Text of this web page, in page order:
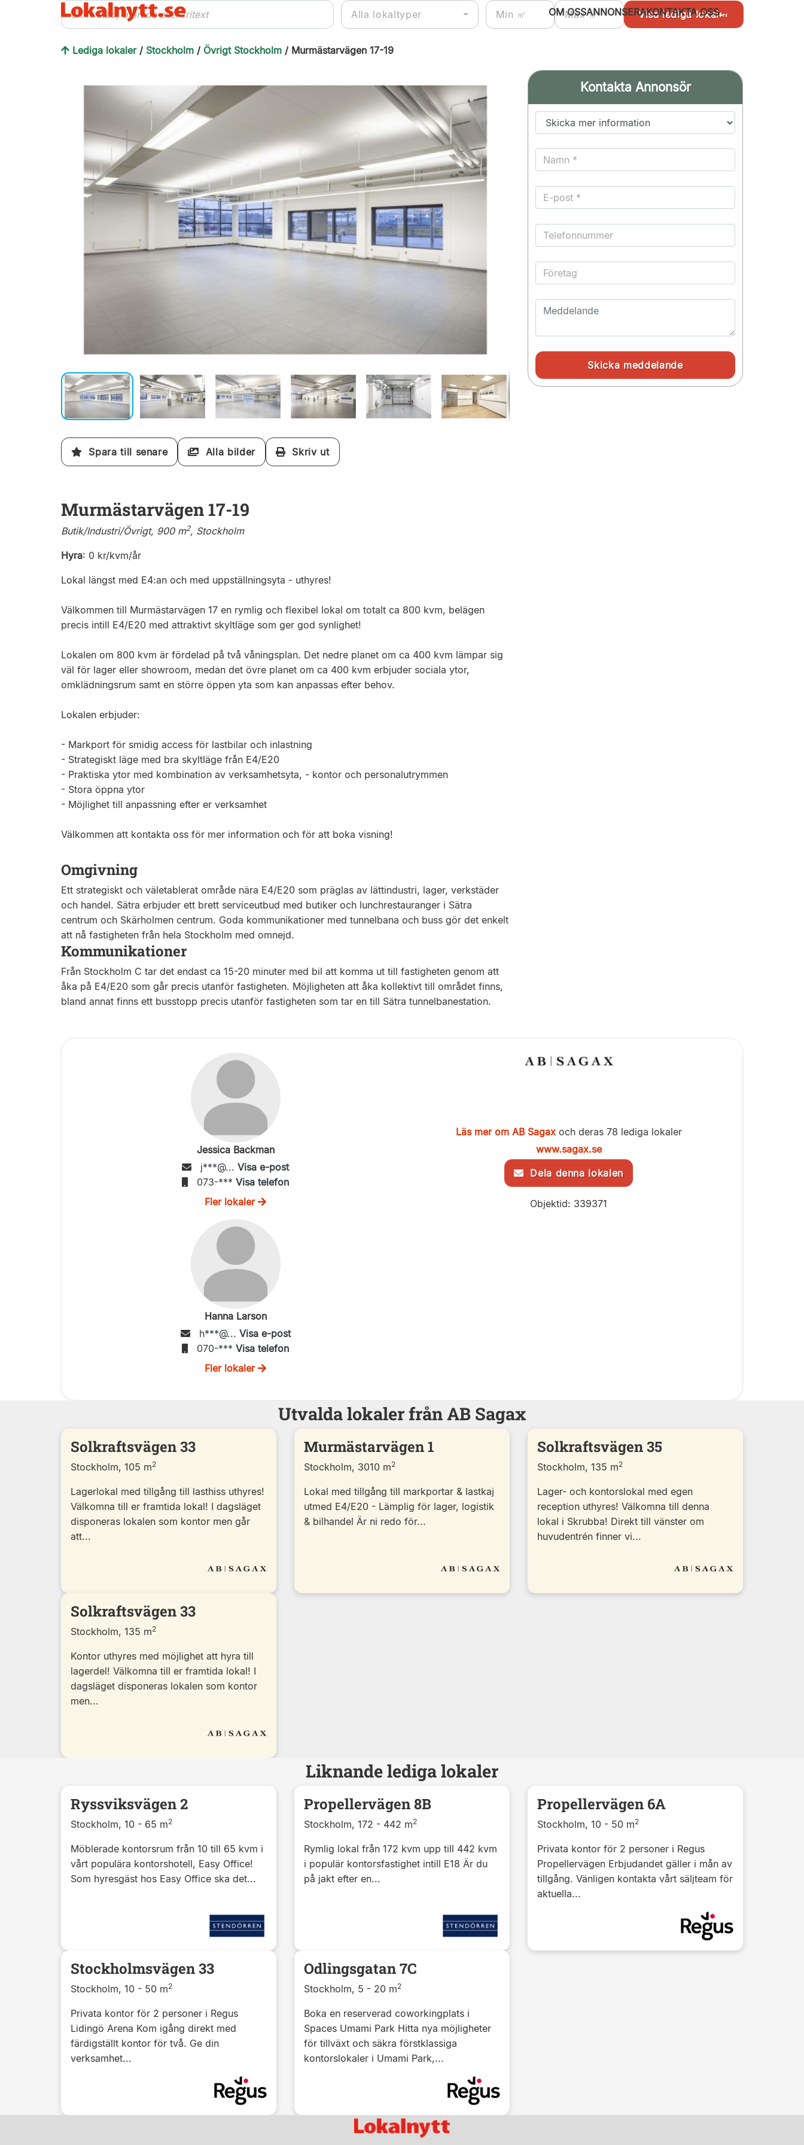
OM OSSANNONSERAKONTAKTA OSS
Alla lokaltyper
Lediga lokaler / Stockholm / Övrigt Stockholm / Murmästarvägen 17-19
Spara till senare Alla bilder Skriv ut
Murmästarvägen 17-19
Butik/Industri/Övrigt, 900 m2, Stockholm
Hyra: 0 kr/kvm/år
Lokal längst med E4:an och med uppställningsyta - uthyres!
Välkommen till Murmästarvägen 17 en rymlig och flexibel lokal om totalt ca 800 kvm, belägen
precis intill E4/E20 med attraktivt skyltläge som ger god synlighet!
Lokalen om 800 kvm är fördelad på två våningsplan. Det nedre planet om ca 400 kvm lämpar sig
väl för lager eller showroom, medan det övre planet om ca 400 kvm erbjuder sociala ytor,
omklädningsrum samt en större öppen yta som kan anpassas efter behov.
Lokalen erbjuder:
- Markport för smidig access för lastbilar och inlastning
- Strategiskt läge med bra skyltläge från E4/E20
- Praktiska ytor med kombination av verksamhetsyta, - kontor och personalutrymmen
- Stora öppna ytor
- Möjlighet till anpassning efter er verksamhet
Välkommen att kontakta oss för mer information och för att boka visning!
Omgivning
Ett strategiskt och väletablerat område nära E4/E20 som präglas av lättindustri, lager, verkstäder
och handel. Sätra erbjuder ett brett serviceutbud med butiker och lunchrestauranger i Sätra
centrum och Skärholmen centrum. Goda kommunikationer med tunnelbana och buss gör det enkelt
att nå fastigheten från hela Stockholm med omnejd.
Kommunikationer
Från Stockholm C tar det endast ca 15-20 minuter med bil att komma ut till fastigheten genom att
åka på E4/E20 som går precis utanför fastigheten. Möjligheten att åka kollektivt till området finns,
bland annat finns ett busstopp precis utanför fastigheten som tar en till Sätra tunnelbanestation.
Kontakta Annonsör
Jessica Backman
j***@... Visa e-post
073-*** Visa telefon
Fler lokaler
Hanna Larson
h***@... Visa e-post
070-*** Visa telefon
Fler lokaler
Läs mer om AB Sagaxoch deras 78 lediga lokaler
www.sagax.se
Dela denna lokalen
Objektid: 339371
Utvalda lokaler från AB Sagax
Solkraftsvägen 33
Stockholm, 105 m2
Lagerlokal med tillgång till lasthiss uthyres!
Välkomna till er framtida lokal! I dagsläget
disponeras lokalen som kontor men går
att...
Murmästarvägen 1
Stockholm, 3010 m2
Lokal med tillgång till markportar & lastkaj
utmed E4/E20 - Lämplig för lager, logistik
& bilhandel Är ni redo för...
Solkraftsvägen 35
Stockholm, 135 m2
Lager- och kontorslokal med egen
reception uthyres! Välkomna till denna
lokal i Skrubba! Direkt till vänster om
huvudentrén finner vi...
Solkraftsvägen 33
Stockholm, 135 m2
Kontor uthyres med möjlighet att hyra till
lagerdel! Välkomna till er framtida lokal! I
dagsläget disponeras lokalen som kontor
men...
Liknande lediga lokaler
Ryssviksvägen 2
Stockholm, 10 - 65 m2
Möblerade kontorsrum från 10 till 65 kvm i
vårt populära kontorshotell, Easy Office!
Som hyresgäst hos Easy Office ska det...
Propellervägen 8B
Stockholm, 172 - 442 m2
Rymlig lokal från 172 kvm upp till 442 kvm
i populär kontorsfastighet intill E18 Är du
på jakt efter en...
Propellervägen 6A
Stockholm, 10 - 50 m2
Privata kontor för 2 personer i Regus
Propellervägen Erbjudandet gäller i mån av
tillgång. Vänligen kontakta vårt säljteam för
aktuella...
Stockholmsvägen 33
Stockholm, 10 - 50 m2
Privata kontor för 2 personer i Regus
Lidingö Arena Kom igång direkt med
färdigställt kontor för två. Ge din
verksamhet...
Odlingsgatan 7С
Stockholm, 5 - 20 m2
Boka en reserverad coworkingplats i
Spaces Umami Park Hitta nya möjligheter
för tillväxt och säkra förstklassiga
kontorslokaler i Umami Park,...